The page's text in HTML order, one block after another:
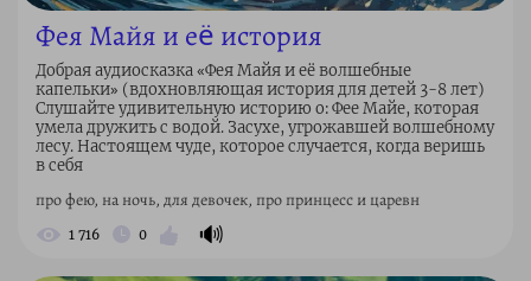
Фея Майя и еë история
Добрая аудиосказка «Фея Майя и её волшебные
капельки» (вдохновляющая история для детей 3-8 лет)
Слушайте удивительную историю о: Фее Майе, которая
умела дружить с водой. Засухе, угрожавшей волшебному
лесу. Настоящем чуде, которое случается, когда веришь
в себя
про фею, на ночь, для девочек, про принцесс и царевн
1 716 0 🔊